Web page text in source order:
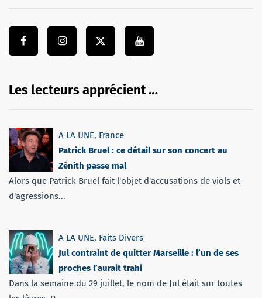
Les lecteurs apprécient …
A LA UNE, France
Patrick Bruel : ce détail sur son concert au
Zénith passe mal
Alors que Patrick Bruel fait l'objet d'accusations de viols et
d'agressions...
A LA UNE, Faits Divers
Jul contraint de quitter Marseille : l’un de ses
proches l’aurait trahi
Dans la semaine du 29 juillet, le nom de Jul était sur toutes